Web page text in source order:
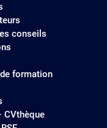
conseils
formation
CVthèque